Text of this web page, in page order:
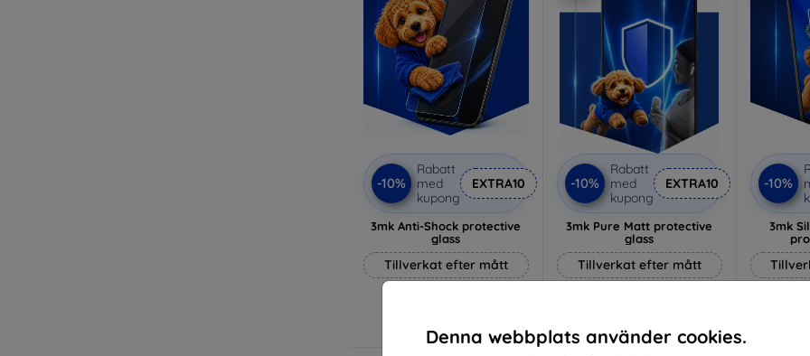
Denna webbplats använder cookies.
-10%
Rabatt
med
kupong
EXTRA10
3mk Anti-Shock protective
glass
Tillverkat efter mått
I lager > 5 st
-10%
Rabatt
med
kupong
EXTRA10
3mk Pure Matt protective
glass
Tillverkat efter mått
I lager > 5 st
-10%
3mk
I